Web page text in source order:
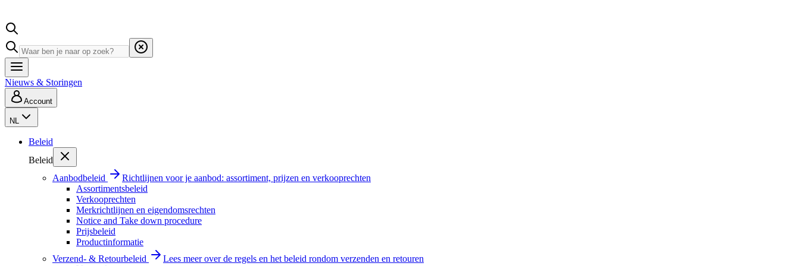
Nieuws & Storingen
Account
NL
Beleid
Beleid
Aanbodbeleid
Richtlijnen voor je aanbod: assortiment, prijzen en verkooprechten
Assortimentsbeleid
Verkooprechten
Merkrichtlijnen en eigendomsrechten
Notice and Take down procedure
Prijsbeleid
Productinformatie
Verzend- & Retourbeleid
Lees meer over de regels en het beleid rondom verzenden en retouren